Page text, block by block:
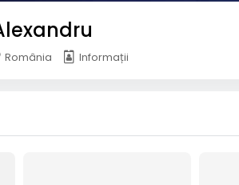
România Informații